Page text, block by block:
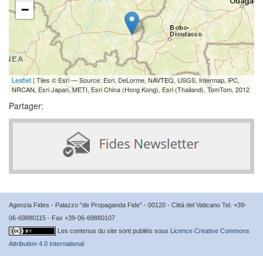
−
Leaflet | Tiles © Esri — Source: Esri, DeLorme, NAVTEQ, USGS, Intermap, iPC,
NRCAN, Esri Japan, METI, Esri China (Hong Kong), Esri (Thailand), TomTom, 2012
Partager:
Agenzia Fides - Palazzo “de Propaganda Fide” - 00120 - Città del Vaticano Tel. +39-
06-69880115 - Fax +39-06-69880107
Les contenus du site sont publiés sous Licence Creative Commons
Attribution 4.0 International